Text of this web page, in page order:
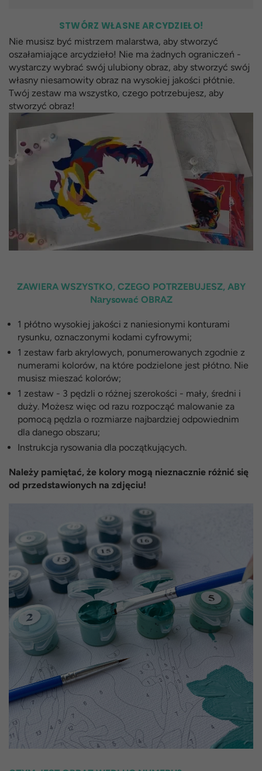
STWÓRZ WŁASNE ARCYDZIEŁO!
Nie musisz być mistrzem malarstwa, aby stworzyć
oszałamiające arcydzieło! Nie ma żadnych ograniczeń -
wystarczy wybrać swój ulubiony obraz, aby stworzyć swój
własny niesamowity obraz na wysokiej jakości płótnie.
Twój zestaw ma wszystko, czego potrzebujesz, aby
stworzyć obraz!
ZAWIERA WSZYSTKO, CZEGO POTRZEBUJESZ, ABY
Nаrysować OBRAZ
1 płótno wysokiej jakości z naniesionymi konturami
rysunku, oznaczonymi kodami cyfrowymi;
1 zestaw farb akrylowych, ponumerowanych zgodnie z
numerami kolorów, na które podzielone jest płótno. Nie
musisz mieszać kolorów;
1 zestaw - 3 pędzli o różnej szerokości - mały, średni i
duży. Możesz więc od razu rozpocząć malowanie za
pomocą pędzla o rozmiarze najbardziej odpowiednim
dla danego obszaru;
Instrukcja rysowania dla początkujących.
Należy pamiętać, że kolory mogą nieznacznie różnić się
od przedstawionych na zdjęciu!